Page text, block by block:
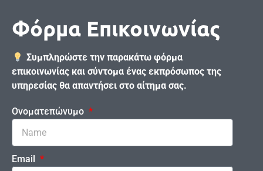
Φόρμα Επικοινωνίας
Συμπληρώστε την παρακάτω φόρμα
επικοινωνίας και σύντομα ένας εκπρόσωπος της
υπηρεσίας θα απαντήσει στο αίτημα σας.
Ονοματεπώνυμο
Email